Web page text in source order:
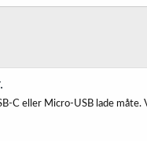
eller Micro-USB lade måte.